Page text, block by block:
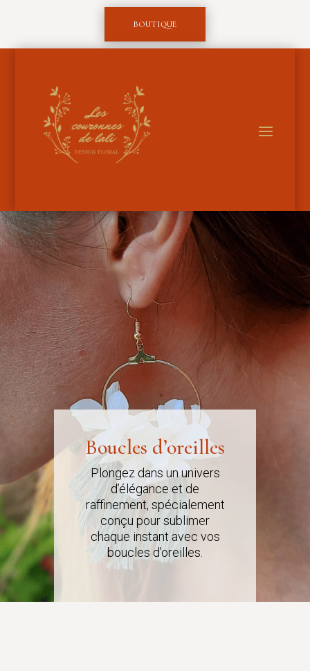
BOUTIQUE
Boucles d’oreilles
Plongez dans un univers
d’élégance et de
raffinement, spécialement
conçu pour sublimer
chaque instant avec vos
boucles d’oreilles.